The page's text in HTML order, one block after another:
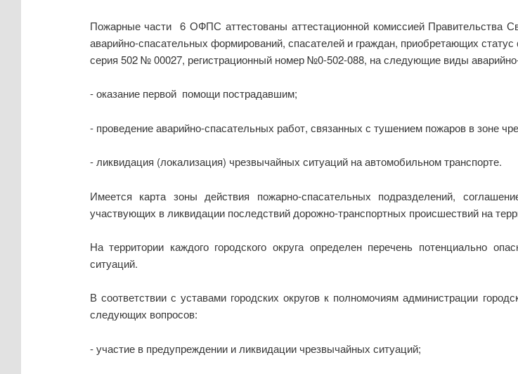
Пожарные части 6 ОФПС аттестованы аттестационной комиссией Правительства
аварийно-спасательных формирований, спасателей и граждан, приобретающих
серия 502 № 00027, регистрационный номер №0-502-088, на следующие виды
- оказание первой помощи пострадавшим;
- проведение аварийно-спасательных работ, связанных с тушением пожаров в зоне
- ликвидация (локализация) чрезвычайных ситуаций на автомобильном транспорте.
Имеется карта зоны действия пожарно-спасательных подразделений,
участвующих в ликвидации последствий дорожно-транспортных происшествий на
На территории каждого городского округа определен перечень потенциально
ситуаций.
В соответствии с уставами городских округов к полномочиям администрации
следующих вопросов:
- участие в предупреждении и ликвидации чрезвычайных ситуаций;